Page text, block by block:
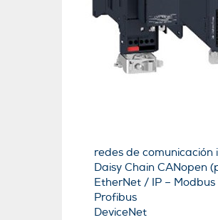
redes de
Daisy Chain CANopen
EtherNet / IP –
Profibus
DeviceNet